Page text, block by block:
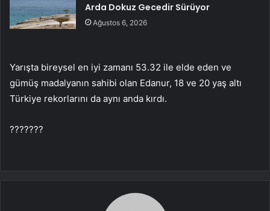
Arda Dokuz Gecedir Sürüyor
Ağustos 6, 2026
Yarışta bireysel en iyi zamanı 53.32 ile elde eden ve
gümüş madalyanın sahibi olan Edanur, 18 ve 20 yaş altı
Türkiye rekorlarını da aynı anda kırdı.
???????